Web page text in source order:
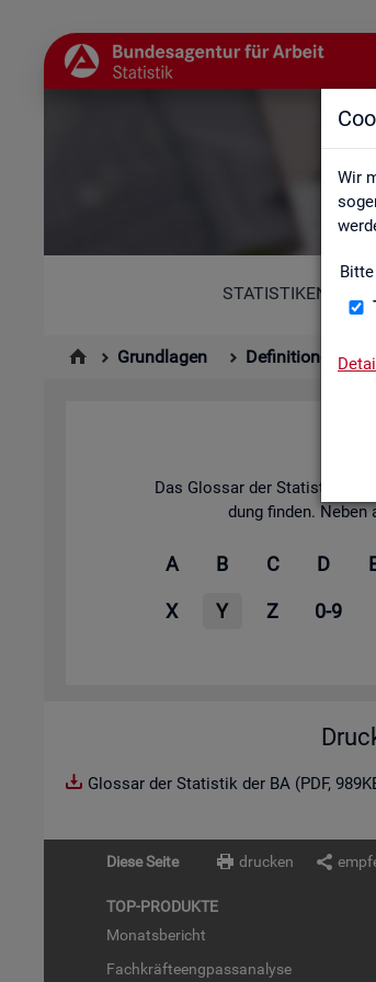
Wir
STATISTIKEN
Grundlagen Definitionen
Das Glos­sar der Sta­tis­tik der
dung fin­den.
A B C D
X Y Z 0-9
Glossar der Statistik der BA (PDF,
Diese Seite drucken
TOP-PRO­DUK­TE
Mo­nats­be­richt
Fach­kräf­te­eng­pass­ana­ly­se